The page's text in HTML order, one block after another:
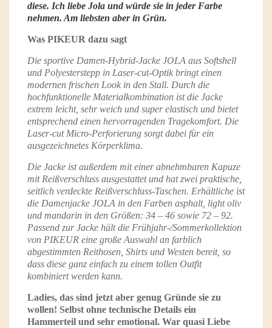
diese. Ich liebe Jola und würde sie in jeder Farbe
nehmen. Am liebsten aber in Grün.
Was PIKEUR dazu sagt
Die sportive Damen-Hybrid-Jacke JOLA aus Softshell
und Polyesterstepp in Laser-cut-Optik bringt einen
modernen frischen Look in den Stall. Durch die
hochfunktionelle Materialkombination ist die Jacke
extrem leicht, sehr weich und super elastisch und bietet
entsprechend einen hervorragenden Tragekomfort. Die
Laser-cut Micro-Perforierung sorgt dabei für ein
ausgezeichnetes Körperklima.
Die Jacke ist außerdem mit einer abnehmbaren Kapuze
mit Reißverschluss ausgestattet und hat zwei praktische,
seitlich verdeckte Reißverschluss-Taschen. Erhältliche ist
die Damenjacke JOLA in den Farben asphalt, light oliv
und mandarin in den Größen: 34 – 46 sowie 72 – 92.
Passend zur Jacke hält die Frühjahr-/Sommerkollektion
von PIKEUR eine große Auswahl an farblich
abgestimmten Reithosen, Shirts und Westen bereit, so
dass diese ganz einfach zu einem tollen Outfit
kombiniert werden kann.
Ladies, das sind jetzt aber genug Gründe sie zu
wollen! Selbst ohne technische Details ein
Hammerteil und sehr emotional. War quasi Liebe